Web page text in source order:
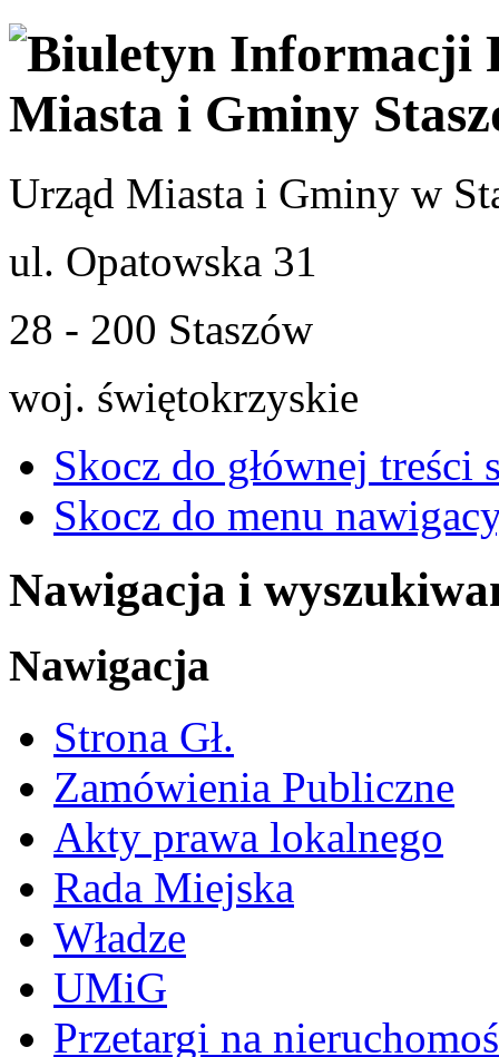
Urząd Miasta i Gminy w
ul. Opatowska 31
28 - 200 Staszów
woj. świętokrzyskie
Skocz do głównej treści
Skocz do menu
Nawigacja i
Nawigacja
Strona Gł.
Zamówienia Publiczne
Akty prawa lokalnego
Rada Miejska
Władze
UMiG
Przetargi na